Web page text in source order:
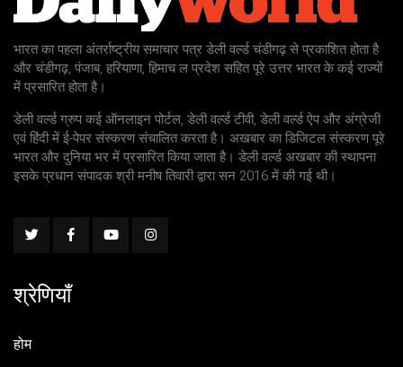
भारत का पहला अंतर्राष्ट्रीय समाचार पत्र डेली वर्ल्ड चंडीगढ़ से प्रकाशित होता है
और चंडीगढ़, पंजाब, हरियाणा, हिमाच ल प्रदेश सहित पूरे उत्तर भारत के कई राज्यों
में प्रसारित होता है।
डेली वर्ल्ड ग्रुप कई ऑनलाइन पोर्टल, डेली वर्ल्ड टीवी, डेली वर्ल्ड ऐप और अंग्रेजी
एवं हिंदी में ई-पेपर संस्करण संचालित करता है। अखबार का डिजिटल संस्करण पूरे
भारत और दुनिया भर में प्रसारित किया जाता है। डेली वर्ल्ड अखबार की स्थापना
इसके प्रधान संपादक श्री मनीष तिवारी द्वारा सन 2016 में की गई थी।
श्रेणियाँ
होम